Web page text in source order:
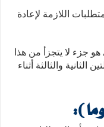
اللازمة لإعادة
جزء لا يتجزأ من هذا
والثالثة أثناء